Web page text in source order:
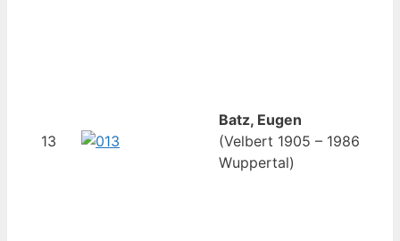
13
Batz, Eugen
(Velbert 1905 – 1986
Wuppertal)